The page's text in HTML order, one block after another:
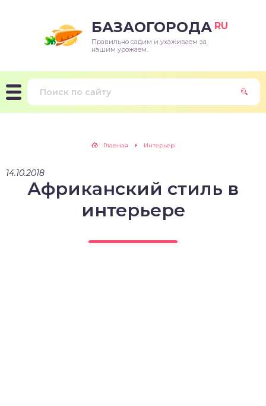
БАЗАОГОРОДА RU
Правильно садим и ухаживаем за
нашим урожаем.
Главная Интерьер
14.10.2018
Африканский стиль в
интерьере